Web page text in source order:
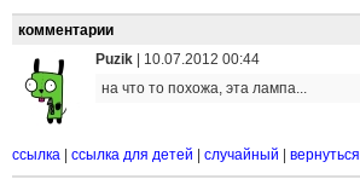
комментарии
Puzik
10.07.2012 00:44
на что то похожа, эта лампа...
ссылка ссылка для детей случайный вернуться